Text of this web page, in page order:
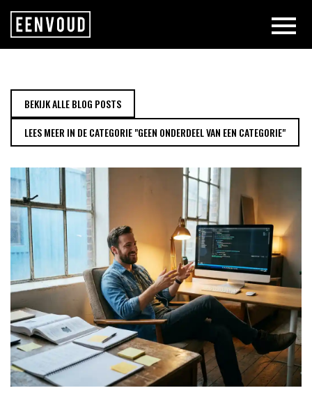
HOE VIBE CODING VERSCHILT
BEKIJK ALLE BLOG POSTS
LEES MEER IN DE CATEGORIE "GEEN ONDERDEEL VAN EEN CATEGORIE"